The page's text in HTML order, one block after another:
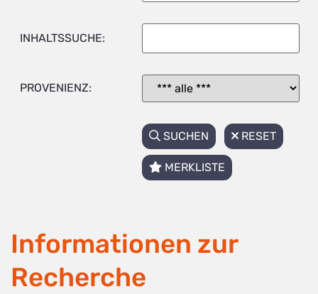
INHALTSSUCHE:
PROVENIENZ:
SUCHEN RESET
MERKLISTE
Informationen zur
Recherche